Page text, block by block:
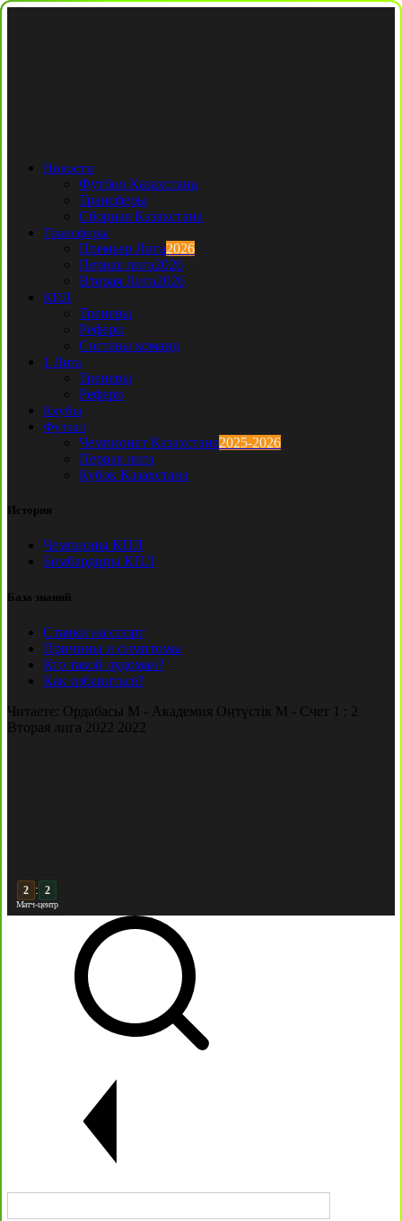
Новости
Футбол Казахстана
Трансферы
Сборная Казахстана
Трансферы
Премьер Лига2026
Первая лига2026
Вторая Лига2026
КПЛ
Тренеры
Рефери
Составы команд
1 Лига
Тренеры
Рефери
Клубы
Футзал
Чемпионат Казахстана2025-2026
Первая лига
Кубок Казахстана
История
Чемпионы КПЛ
Бомбардиры КПЛ
База знаний
Ставки на спорт
Причины и симптомы
Кто такой лудоман?
Как избавиться?
Читаете: Ордабасы М - Академия Оңтүстік М - Счет 1 : 2
Вторая лига 2022 2022
3 : 2
Матч-центр